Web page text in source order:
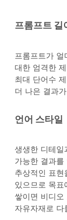
프롬프트 길
프롬프트가
대한 엄격한
최대 단어수
더 나은 결과
언어 스타일
생생한 디테일
가능한 결과
추상적인 표
있으므로 목표
쌓이면 비디오
자유자재로 다